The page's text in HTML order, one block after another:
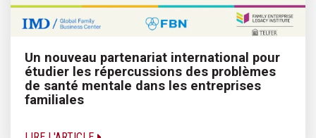
Un nouveau partenariat international pour
étudier les répercussions des problèmes
de santé mentale dans les entreprises
familiales